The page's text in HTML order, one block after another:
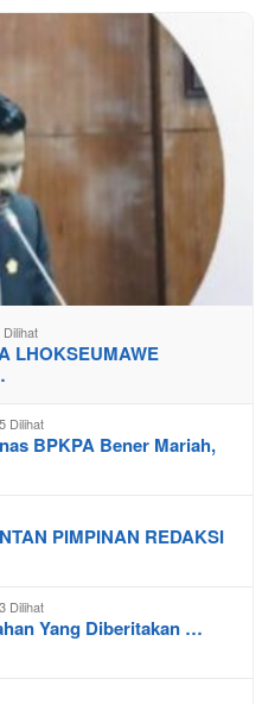
Dilihat
LHOKSEUMAWE
Dilihat
BPKPA Bener Mariah,
PIMPINAN REDAKSI
Dilihat
Yang Diberitakan …